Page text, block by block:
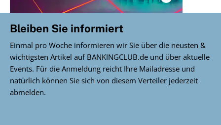
Bleiben Sie informiert
Einmal pro Woche informieren wir Sie über die neusten &
wichtigsten Artikel auf BANKINGCLUB.de und über aktuelle
Events. Für die Anmeldung reicht Ihre Mailadresse und
natürlich können Sie sich von diesem Verteiler jederzeit
abmelden.